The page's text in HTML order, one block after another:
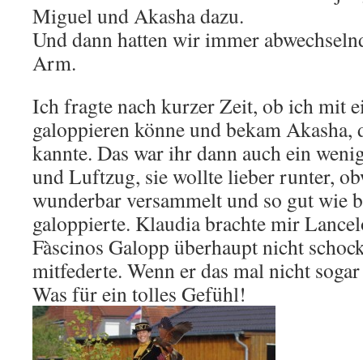
Miguel und Akasha dazu.
Und dann hatten wir immer
Arm.
Ich fragte nach kurzer Zeit, ob ich mit
galoppieren könne und bekam Akasha,
kannte. Das war ihr dann auch ein
und Luftzug, sie wollte lieber runter,
wunderbar versammelt und so gut wie
galoppierte. Klaudia brachte mir
Fàscinos Galopp überhaupt nicht
mitfederte. Wenn er das mal nicht
Was für ein tolles Gefühl!